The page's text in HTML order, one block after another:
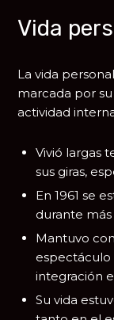
Vida
La vida
marcada por
actividad
Vivió largas
sus giras,
En 1961 se
durante
Mantuvo
espectáculo
integración
Su vida